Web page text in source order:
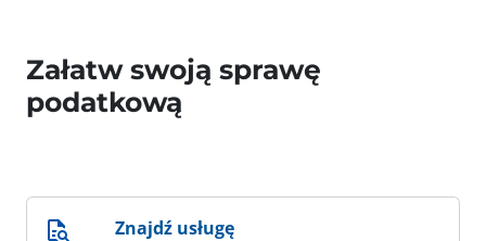
Załatw swoją sprawę
podatkową
Znajdź usługę